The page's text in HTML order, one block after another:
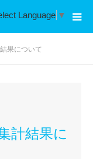
Language ▼
果について
計結果に